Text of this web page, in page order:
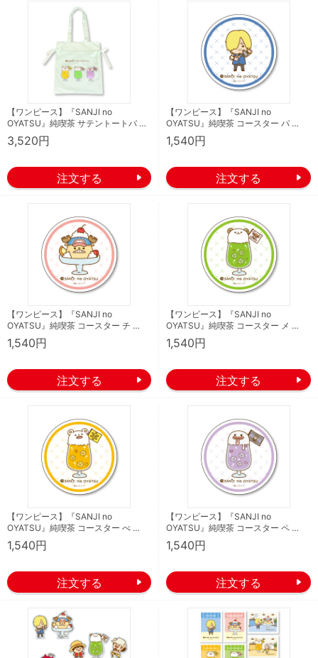
【ワンピース】『SANJI no
OYATSU』純喫茶 サテントートバ …
3,520円
【ワンピース】『SANJI no
OYATSU』純喫茶 コースター パ …
1,540円
【ワンピース】『SANJI no
OYATSU』純喫茶 コースター チ …
1,540円
【ワンピース】『SANJI no
OYATSU』純喫茶 コースター メ …
1,540円
【ワンピース】『SANJI no
OYATSU』純喫茶 コースター べ …
1,540円
【ワンピース】『SANJI no
OYATSU』純喫茶 コースター ペ …
1,540円